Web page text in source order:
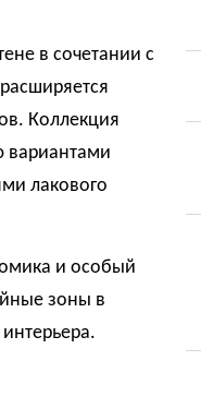
в сочетании с
Коллекция
вариантами
лакового
и особый
зоны в